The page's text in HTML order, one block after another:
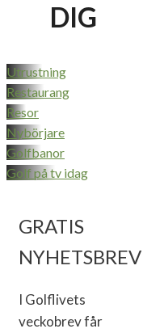
DIG
Utrustning
Restaurang
Resor
Nybörjare
Golfbanor
Golf på tv idag
GRATIS
NYHETSBREV
I Golflivets
veckobrev får